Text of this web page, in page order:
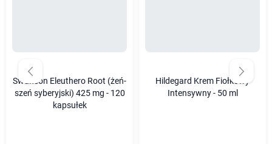
Swanson Eleuthero Root (żeń-
szeń syberyjski) 425 mg - 120
kapsułek
Hildegard Krem Fiołkowy
Intensywny - 50 ml